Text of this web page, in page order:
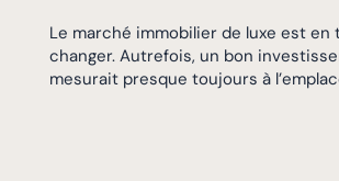
Le marché immobilier de luxe est en
changer. Autrefois, un bon
mesurait presque toujours à